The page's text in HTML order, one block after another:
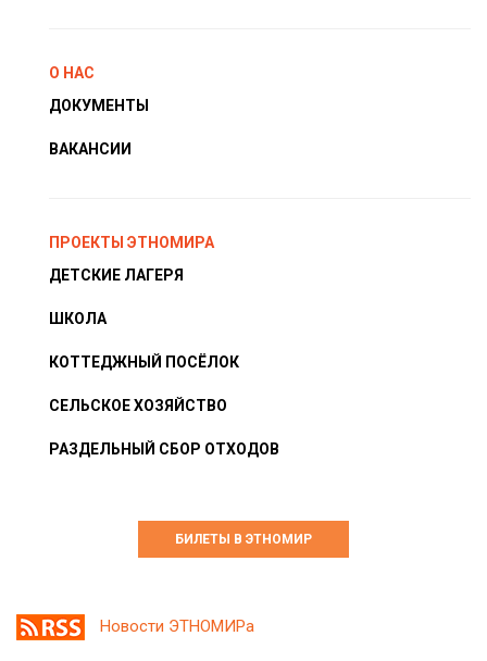
О НАС
ДОКУМЕНТЫ
ВАКАНСИИ
ПРОЕКТЫ ЭТНОМИРА
ДЕТСКИЕ ЛАГЕРЯ
ШКОЛА
КОТТЕДЖНЫЙ ПОСЁЛОК
СЕЛЬСКОЕ ХОЗЯЙСТВО
РАЗДЕЛЬНЫЙ СБОР ОТХОДОВ
БИЛЕТЫ В ЭТНОМИР
Новости ЭТНОМИРа